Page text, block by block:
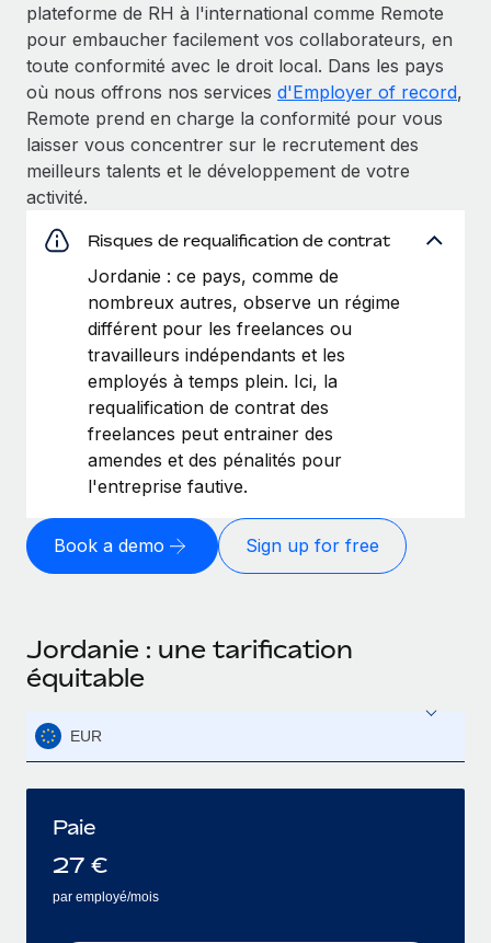
plateforme de RH à l'international comme Remote
pour embaucher facilement vos collaborateurs, en
toute conformité avec le droit local. Dans les pays
où nous offrons nos services d'Employer of record,
Remote prend en charge la conformité pour vous
laisser vous concentrer sur le recrutement des
meilleurs talents et le développement de votre
activité.
Risques de requalification de contrat
Jordanie : ce pays, comme de
nombreux autres, observe un régime
différent pour les freelances ou
travailleurs indépendants et les
employés à temps plein. Ici, la
requalification de contrat des
freelances peut entrainer des
amendes et des pénalités pour
l'entreprise fautive.
Book a demo Sign up for free
Jordanie : une tarification
équitable
EUR
Paie
27 €
par employé/mois